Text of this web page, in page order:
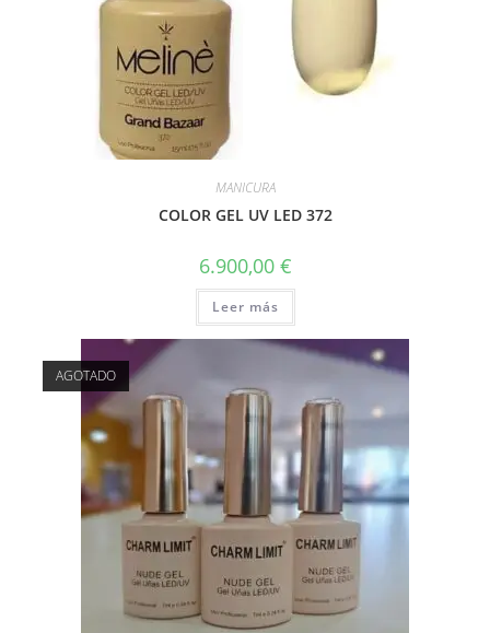
MANICURA
COLOR GEL UV LED 372
6.900,00 €
Leer más
AGOTADO